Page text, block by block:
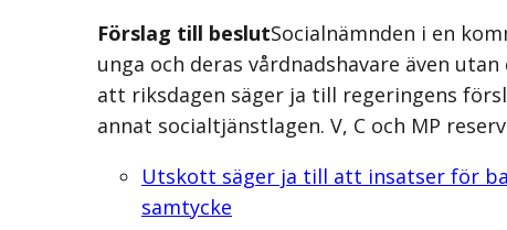
Förslag till beslutSocialnämnden i en
unga och deras vårdnadshavare även
att riksdagen säger ja till regeringens
annat socialtjänstlagen. V, C och MP
Utskott säger ja till att insatser för
samtycke